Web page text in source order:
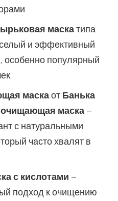
маскатипа
и эффективный
особенно популярный
маскаот Банька
очищающая маска –
с натуральными
часто хвалят в
с кислотами –
подход к очищению